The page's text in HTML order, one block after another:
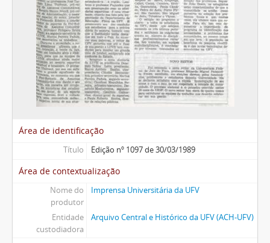
Área de identificação
Título Edição nº 1097 de 30/03/1989
Área de contextualização
Nome do
produtor
Imprensa Universitária da UFV
Entidade
custodiadora
Arquivo Central e Histórico da UFV (ACH-UFV)